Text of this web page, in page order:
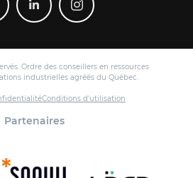
Ordre des conseillers en ressources
industrielles agréés du Québec.
Conditions d'utilisation
Partenaires